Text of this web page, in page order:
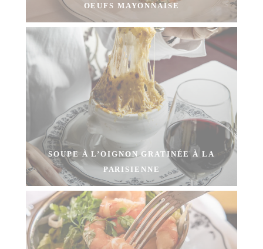
OEUFS MAYONNAISE
SOUPE À L’OIGNON GRATINÉE À LA
PARISIENNE